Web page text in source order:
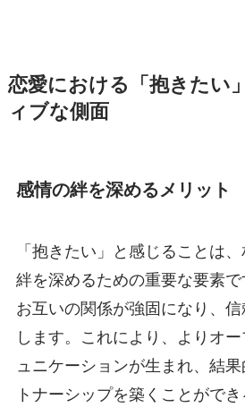
恋愛における「抱きたい
ィブな側面
感情の絆を深めるメリット
「抱きたい」と感じることは
絆を深めるための重要な要素
お互いの関係が強固になり、
します。これにより、よりオ
ュニケーションが生まれ、結
トナーシップを築くことができ